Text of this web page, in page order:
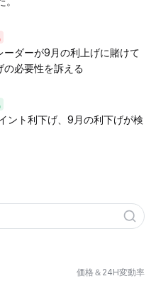
ダーが9月の利上げに賭けて
の必要性を訴える
ント利下げ、9月の利下げが検
価格＆24H変動率